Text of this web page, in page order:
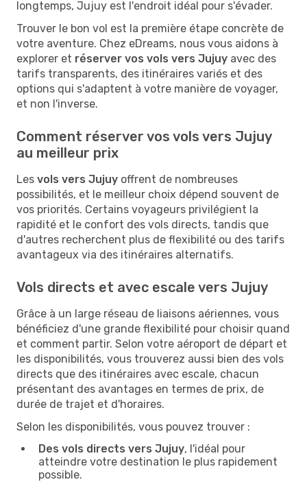
longtemps, Jujuy est l'endroit idéal pour s'évader.
Trouver le bon vol est la première étape concrète de
votre aventure. Chez eDreams, nous vous aidons à
explorer et réserver vos vols vers Jujuy avec des
tarifs transparents, des itinéraires variés et des
options qui s'adaptent à votre manière de voyager,
et non l'inverse.
Comment réserver vos vols vers Jujuy
au meilleur prix
Les vols vers Jujuy offrent de nombreuses
possibilités, et le meilleur choix dépend souvent de
vos priorités. Certains voyageurs privilégient la
rapidité et le confort des vols directs, tandis que
d'autres recherchent plus de flexibilité ou des tarifs
avantageux via des itinéraires alternatifs.
Vols directs et avec escale vers Jujuy
Grâce à un large réseau de liaisons aériennes, vous
bénéficiez d'une grande flexibilité pour choisir quand
et comment partir. Selon votre aéroport de départ et
les disponibilités, vous trouverez aussi bien des vols
directs que des itinéraires avec escale, chacun
présentant des avantages en termes de prix, de
durée de trajet et d'horaires.
Selon les disponibilités, vous pouvez trouver :
Des vols directs vers Jujuy, l'idéal pour
atteindre votre destination le plus rapidement
possible.